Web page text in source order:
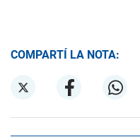
COMPARTÍ LA NOTA: